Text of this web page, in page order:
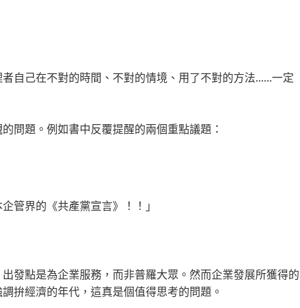
自己在不對的時間、不對的情境、用了不對的方法......一定
問題。例如書中反覆提醒的兩個重點議題：
管界的《共產黨宣言》！！」
發點是為企業服務，而非普羅大眾。然而企業發展所獲得的
拚經濟的年代，這真是個值得思考的問題。